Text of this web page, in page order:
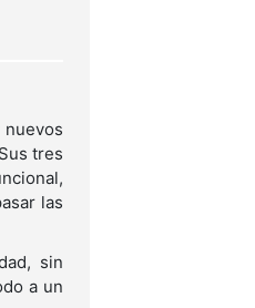
nuevos
tres
las
sin
a un